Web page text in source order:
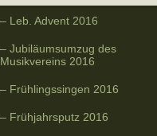
Leb. Advent 2016
Jubiläumsumzug des
Musikvereins 2016
Frühlingssingen 2016
Frühjahrsputz 2016